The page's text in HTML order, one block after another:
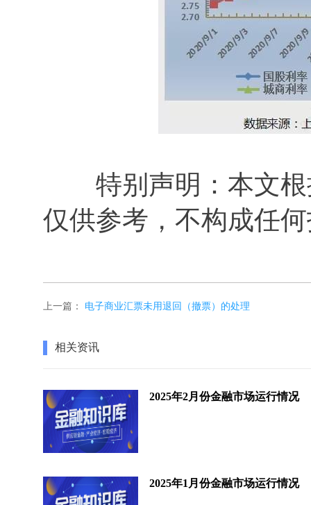
特别声明：本文根
仅供参考，不构成任
上一篇： 电子商业汇票未用退回（撤票）的处理
相关资讯
2025年2月份金融市场运行情况
2025年1月份金融市场运行情况